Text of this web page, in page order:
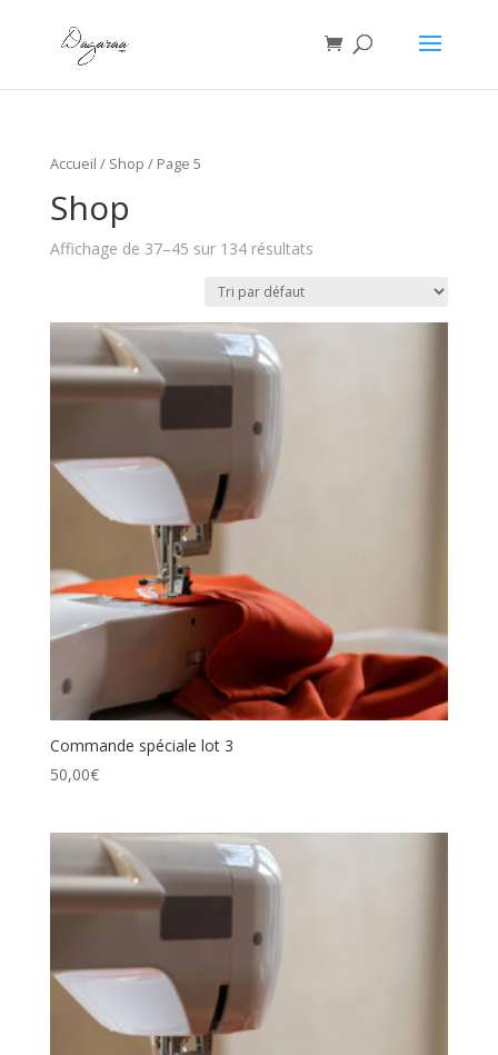
Accueil / Shop / Page 5
Shop
Affichage de 37–45 sur 134 résultats
Commande spéciale lot 3
50,00€